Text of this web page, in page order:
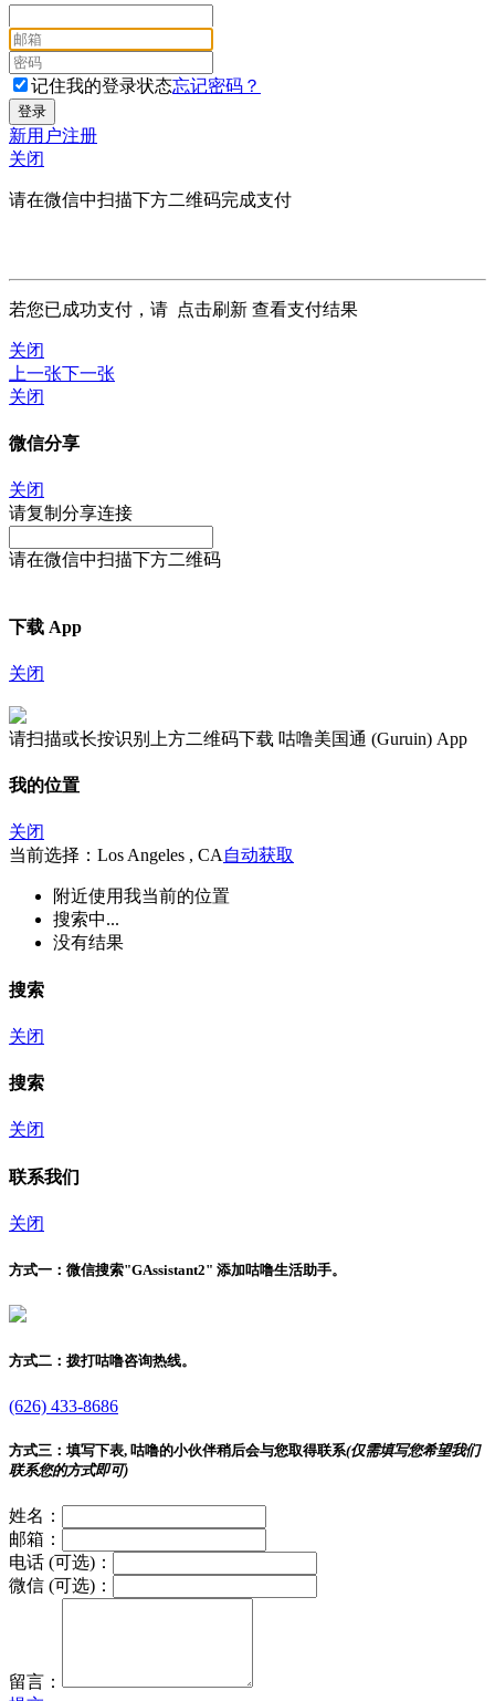
记住我的登录状态忘记密码？
新用户注册
关闭
请在微信中扫描下方二维码完成支付
若您已成功支付，请 点击刷新 查看支付结果
关闭
上一张下一张
关闭
微信分享
关闭
请复制分享连接
请在微信中扫描下方二维码
下载 App
关闭
请扫描或长按识别上方二维码下载 咕噜美国通 (Guruin) App
我的位置
关闭
当前选择：Los Angeles , CA 自动获取
附近使用我当前的位置
搜索中...
没有结果
搜索
关闭
搜索
关闭
联系我们
关闭
方式一： 微信搜索"GAssistant2" 添加咕噜生活助手。
方式二： 拨打咕噜咨询热线。
(626) 433-8686
方式三： 填写下表, 咕噜的小伙伴稍后会与您取得联系(仅需填写您希望我们
联系您的方式即可)
姓名：
邮箱：
电话 (可选)：
微信 (可选)：
留言：